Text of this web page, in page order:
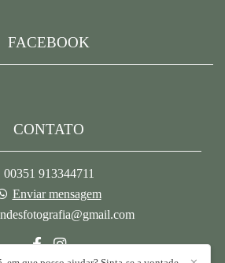
FACEBOOK
CONTATO
00351 913344711
Enviar mensagem